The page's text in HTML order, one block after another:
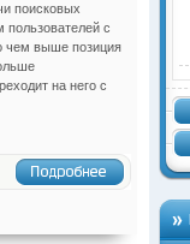
поисковых
с
чем выше позиция
на него с